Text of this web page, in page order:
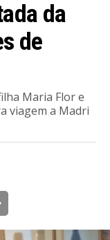
da
de
Maria Flor e
viagem a Madri